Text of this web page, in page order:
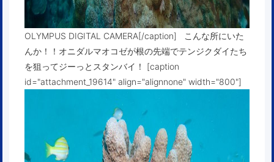
OLYMPUS DIGITAL CAMERA[/caption] こんな所にいた
んか！！オニダルマオコゼが根の先端でテンジクダイたち
を狙ってジーっとスタンバイ！ [caption
id="attachment_19614" align="alignnone" width="800"]